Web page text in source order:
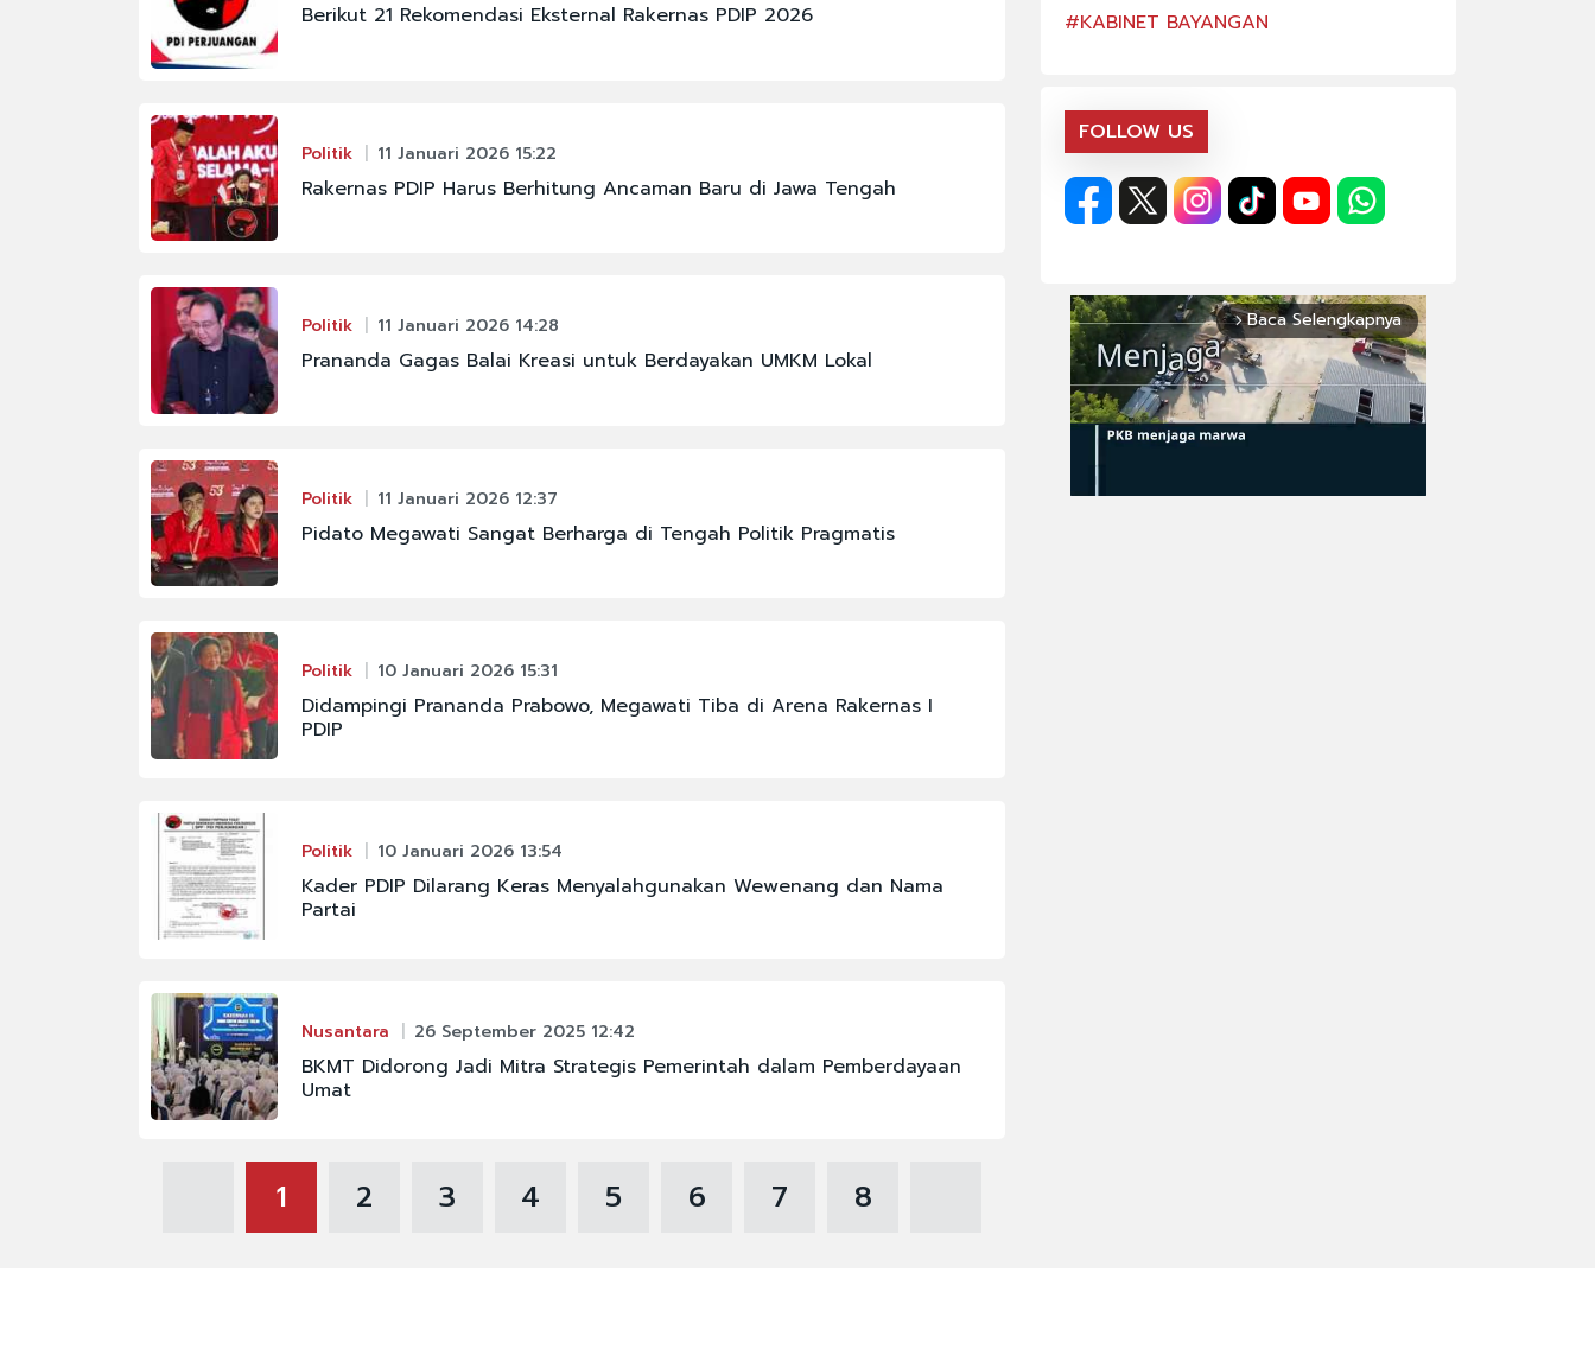
Berikut 21 Rekomendasi Eksternal Rakernas PDIP 2026
Politik 11 Januari 2026 15:22
Rakernas PDIP Harus Berhitung Ancaman Baru di Jawa Tengah
Politik 11 Januari 2026 14:28
Prananda Gagas Balai Kreasi untuk Berdayakan UMKM Lokal
Politik 11 Januari 2026 12:37
Pidato Megawati Sangat Berharga di Tengah Politik Pragmatis
Politik 10 Januari 2026 15:31
Didampingi Prananda Prabowo, Megawati Tiba di Arena Rakernas I
PDIP
Politik 10 Januari 2026 13:54
Kader PDIP Dilarang Keras Menyalahgunakan Wewenang dan Nama
Partai
Nusantara 26 September 2025 12:42
BKMT Didorong Jadi Mitra Strategis Pemerintah dalam Pemberdayaan
Umat
1 2 3 4 5 6 7 8
#KABINET BAYANGAN
#KABINET BAYANGAN
#KABINET BAYANGAN
FOLLOW US
arrow_forward_ios Baca Selengkapnya